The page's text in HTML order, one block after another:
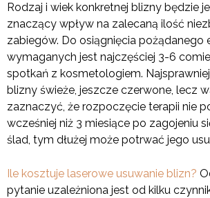
Rodzaj i wiek konkretnej blizny będzie
znaczący wpływ na zalecaną ilość
zabiegów. Do osiągnięcia pożądanego
wymaganych jest najczęściej 3-6
spotkań z kosmetologiem.
blizny świeże, jeszcze czerwone, lecz
zaznaczyć, że rozpoczęcie terapii nie
wcześniej niż 3 miesiące po zagojeniu
ślad, tym dłużej może potrwać jego
Ile kosztuje laserowe usuwanie blizn?
pytanie uzależniona jest od kilku